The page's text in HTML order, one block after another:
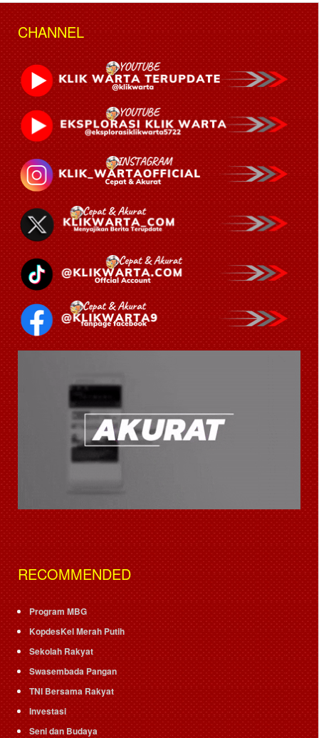
CHANNEL
RECOMMENDED
Program MBG
KopdesKel Merah Putih
Sekolah Rakyat
Swasembada Pangan
TNI Bersama Rakyat
Investasi
Seni dan Budaya